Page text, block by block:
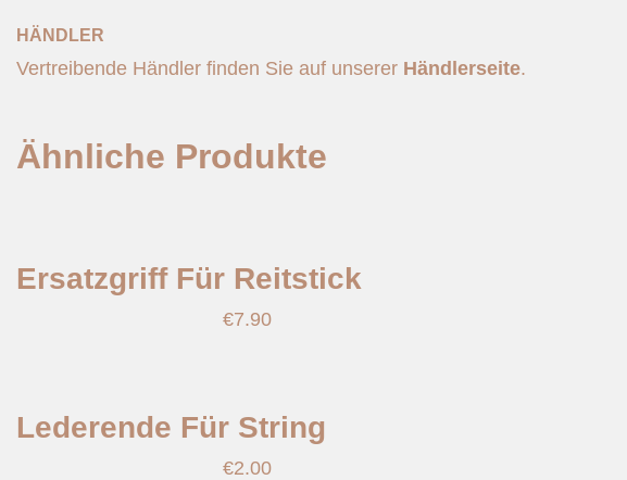
HÄNDLER
Vertreibende Händler finden Sie auf unserer Händlerseite.
Ähnliche Produkte
Ersatzgriff Für Reitstick
€7.90
Lederende Für String
€2.00